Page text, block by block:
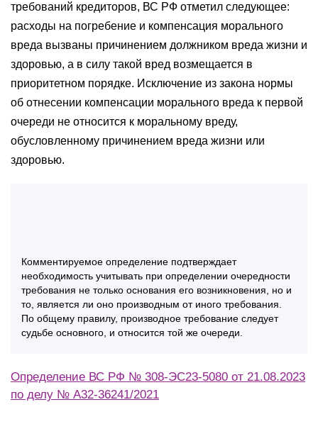
требований кредиторов, ВС РФ отметил следующее:
расходы на погребение и компенсация морального
вреда вызваны причинением должником вреда жизни и
здоровью, а в силу такой вред возмещается в
приоритетном порядке. Исключение из закона нормы
об отнесении компенсации морального вреда к первой
очереди не относится к моральному вреду,
обусловленному причинением вреда жизни или
здоровью.
Комментируемое определение подтверждает
необходимость учитывать при определении очередности
требования не только основания его возникновения, но и
то, является ли оно производным от иного требования.
По общему правилу, производное требование следует
судьбе основного, и относится той же очереди.
Определение ВС РФ № 308-ЭС23-5080 от 21.08.2023
по делу № А32-36241/2021